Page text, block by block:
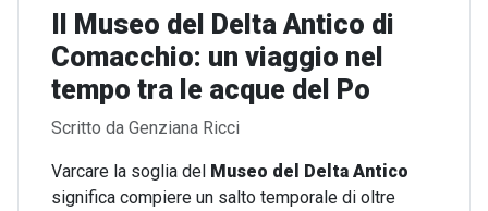
Il Museo del Delta Antico di
Comacchio: un viaggio nel
tempo tra le acque del Po
Dettagli
Scritto da Genziana Ricci
Varcare la soglia del Museo del Delta Antico
significa compiere un salto temporale di oltre